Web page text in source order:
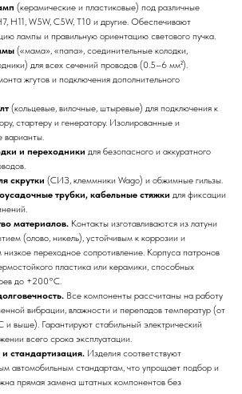
(керамические и пластиковые) под различные
H11, W5W, C5W, T10 и другие. Обеспечивают
лампы и правильную ориентацию светового пучка.
(«мама», «папа», соединительные колодки,
для всех сечений проводов (0.5–6 мм²).
жгутов и подключения дополнительного
(кольцевые, вилочные, штыревые) для подключения к
стартеру и генератору. Изолированные и
варианты.
и переходники для безопасного и аккуратного
скрутки (СИЗ, клеммники Wago) и обжимные гильзы.
трубки, кабельные стяжки для фиксации
материалов. Контакты изготавливаются из латуни
(олово, никель), устойчивым к коррозии и
переходное сопротивление. Корпуса патронов
пластика или керамики, способных
до +200°C.
Все компоненты рассчитаны на работу
вибрации, влажности и перепадов температур (от
выше). Гарантируют стабильный электрический
всего срока эксплуатации.
стандартизация. Изделия соответствуют
автомобильным стандартам, что упрощает подбор и
прямая замена штатных компонентов без